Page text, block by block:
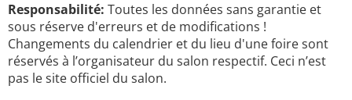
Responsabilité: Toutes les données sans garantie et
sous réserve d'erreurs et de modifications !
Changements du calendrier et du lieu d'une foire sont
réservés à l’organisateur du salon respectif. Ceci n’est
pas le site officiel du salon.